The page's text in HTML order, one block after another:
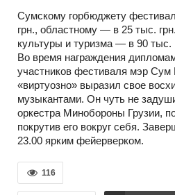
Сумскому горбюджету
грн., областному — в 25 тыс.
культуры и туризма — в 90 тыс.
Во время награждения
участников фестиваля мэр
«виртуозно» выразил свое
музыкантами. Он чуть не
оркестра Минобороны Грузии,
покрутив его вокруг себя.
23.00 ярким фейерверком.
116